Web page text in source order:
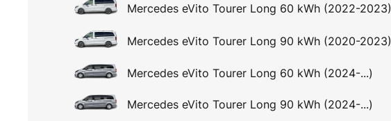
Mercedes eVito Tourer Long 60 kWh (2022-2023)
Mercedes eVito Tourer Long 90 kWh (2020-2023)
Mercedes eVito Tourer Long 60 kWh (2024-...)
Mercedes eVito Tourer Long 90 kWh (2024-...)